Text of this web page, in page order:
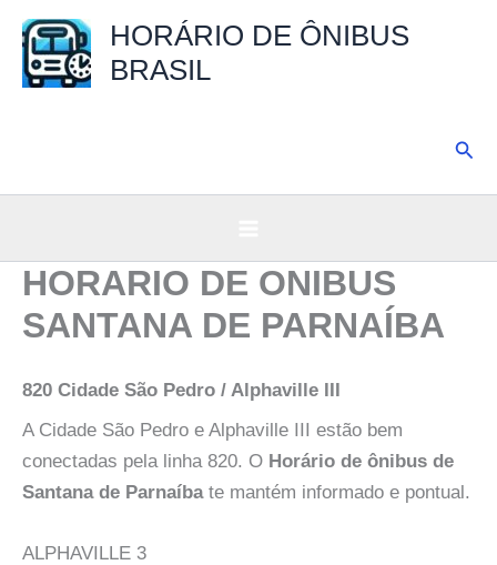
para
HORÁRIO DE ÔNIBUS
BRASIL
HORARIO DE ONIBUS
SANTANA DE PARNAÍBA
820 Cidade São Pedro / Alphaville III
A Cidade São Pedro e Alphaville III estão bem
conectadas pela linha 820. O Horário de ônibus de
Santana de Parnaíbate mantém informado e pontual.
ALPHAVILLE 3